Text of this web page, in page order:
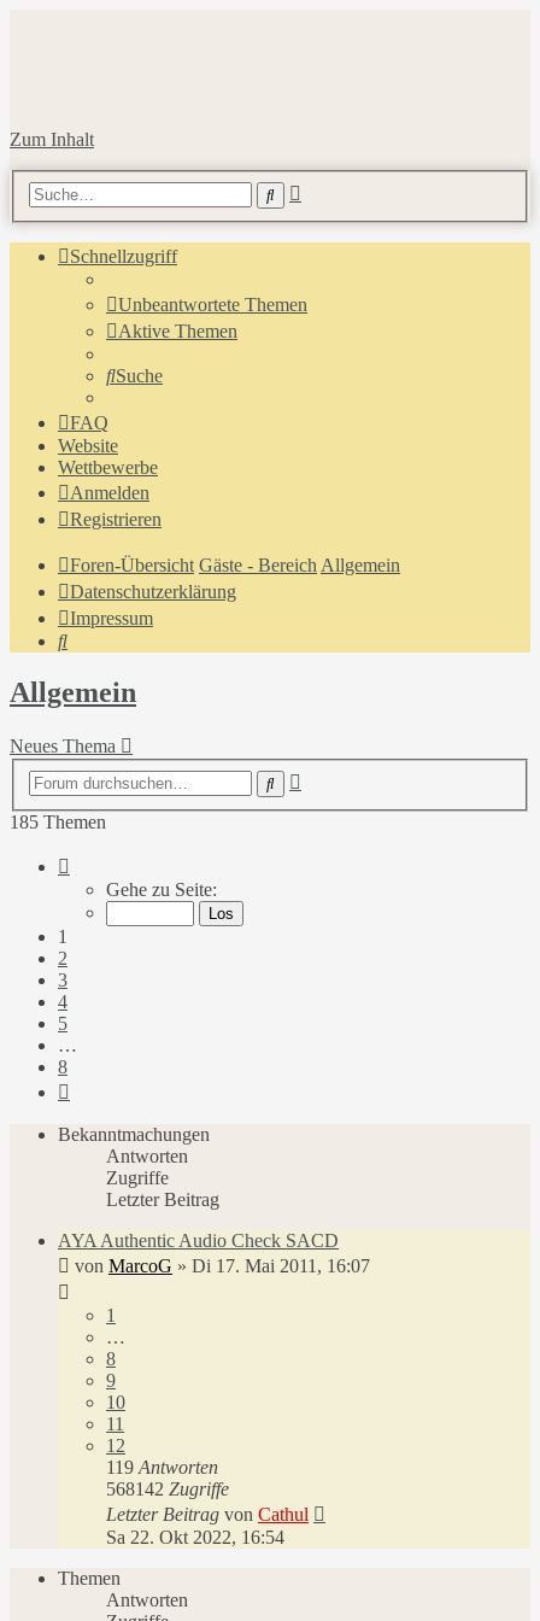
Zum Inhalt
Suche
Schnellzugriff
Unbeantwortete Themen
Aktive Themen
Suche
FAQ
Website
Wettbewerbe
Anmelden
Registrieren
Foren-Übersicht Gäste - Bereich Allgemein
Datenschutzerklärung
Impressum
Suche
Allgemein
Neues Thema
Suche
185 Themen
von
Gehe zu Seite:
1
2
3
4
5
…
8
Bekanntmachungen
Antworten
Zugriffe
Letzter Beitrag
AYA Authentic Audio Check SACD
von MarcoG » Di 17. Mai 2011, 16:07
1
…
8
9
10
11
12
119 Antworten
568142 Zugriffe
Letzter Beitrag von Cathul
Sa 22. Okt 2022, 16:54
Themen
Antworten